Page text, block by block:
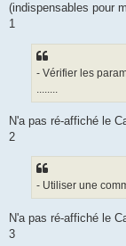
a
(indispensables pour
1
- Vérifier les
N'a pas ré-affiché le
2
- Utiliser une
N'a pas ré-affiché le
3